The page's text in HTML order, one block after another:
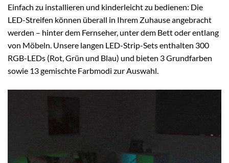
Einfach zu installieren und kinderleicht zu bedienen: Die
LED-Streifen können überall in Ihrem Zuhause angebracht
werden – hinter dem Fernseher, unter dem Bett oder entlang
von Möbeln. Unsere langen LED-Strip-Sets enthalten 300
RGB-LEDs (Rot, Grün und Blau) und bieten 3 Grundfarben
sowie 13 gemischte Farbmodi zur Auswahl.